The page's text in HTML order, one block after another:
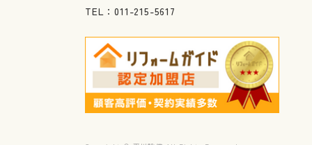
TEL：011-215-5617